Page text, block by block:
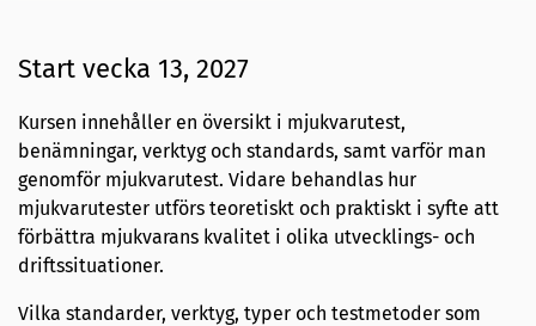
Start vecka 13, 2027
Kursen innehåller en översikt i mjukvarutest,
benämningar, verktyg och standards, samt varför man
genomför mjukvarutest. Vidare behandlas hur
mjukvarutester utförs teoretiskt och praktiskt i syfte att
förbättra mjukvarans kvalitet i olika utvecklings- och
driftssituationer.
Vilka standarder, verktyg, typer och testmetoder som